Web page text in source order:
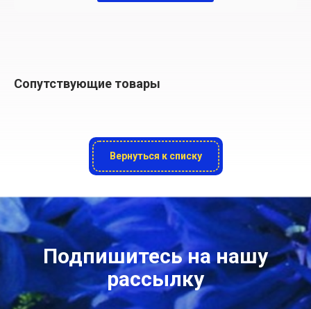
Сопутствующие товары
Вернуться к списку
Подпишитесь на нашу
рассылку